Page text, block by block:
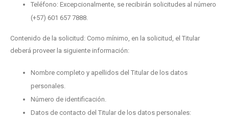
Teléfono: Excepcionalmente, se recibirán solicitudes al número
(+57) 601 657 7888.
Contenido de la solicitud: Como mínimo, en la solicitud, el Titular
deberá proveer la siguiente información:
Nombre completo y apellidos del Titular de los datos
personales.
Número de identificación.
Datos de contacto del Titular de los datos personales: